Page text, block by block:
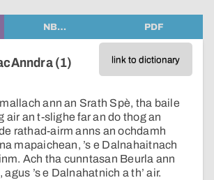
NB… PDF
link to dictionary
(1)
ann an Srath Spè, tha baile
air an t-slighe far an do thog an
rathad-airm anns an ochdamh
mapaichean, ’s e Dalnahaitnach
Ach tha cunntasan Beurla ann
’s e Dalnahatnich a th’ air.